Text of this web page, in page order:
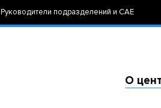
Руководители подразделений и САЕ
О